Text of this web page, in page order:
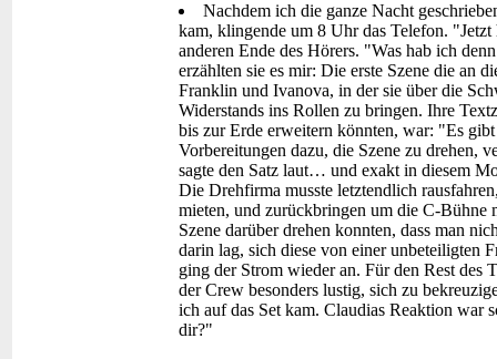
Nachdem ich die ganze Nacht
kam, klingende um 8 Uhr das Telefon.
anderen Ende des Hörers. "Was hab ich
erzählten sie es mir: Die erste Szene die an
Franklin und Ivanova, in der sie über die
Widerstands ins Rollen zu bringen. Ihre
bis zur Erde erweitern könnten, war: "Es
Vorbereitungen dazu, die Szene zu drehen,
sagte den Satz laut… und exakt in diesem
Die Drehfirma musste letztendlich
mieten, und zurückbringen um die C-Bühne
Szene darüber drehen konnten, dass man
darin lag, sich diese von einer unbeteiligten
ging der Strom wieder an. Für den Rest des
der Crew besonders lustig, sich zu
ich auf das Set kam. Claudias Reaktion war
dir?"